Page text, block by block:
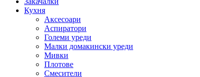
Кухня
Аксесоари
Аспиратори
Големи уреди
Малки домакински уреди
Мивки
Плотове
Смесители